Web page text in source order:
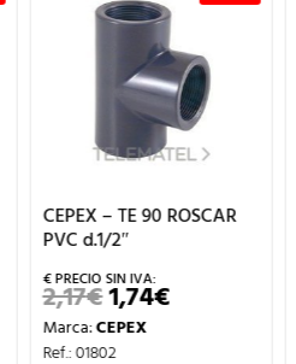
CEPEX – MANGUITO
DOBLE ROSCA PVC 3/4″
1,67€EL
PRECIO
ORIGINAL
ERA:
1,34€
Marca:CEPEX
Ref.: 01900